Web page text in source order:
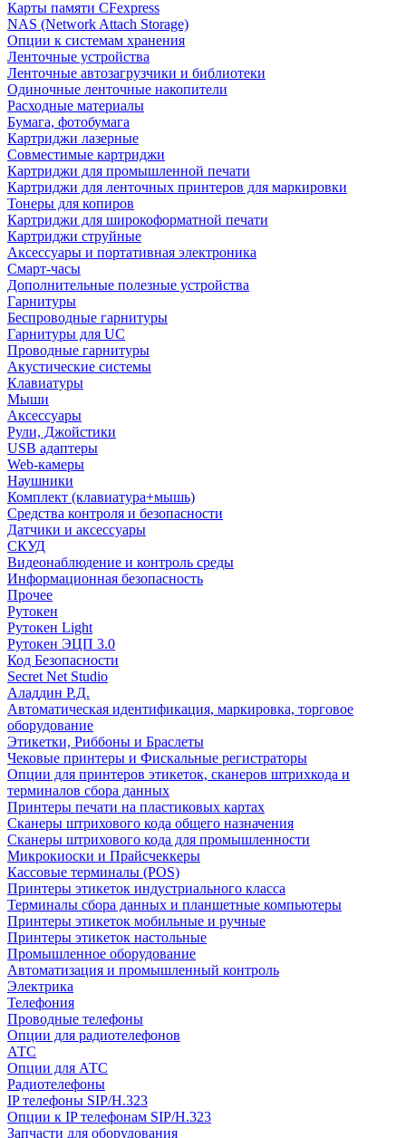
Карты памяти CFexpress
NAS (Network Attach Storage)
Опции к системам хранения
Ленточные устройства
Ленточные автозагрузчики и библиотеки
Одиночные ленточные накопители
Расходные материалы
Бумага, фотобумага
Картриджи лазерные
Совместимые картриджи
Картриджи для промышленной печати
Картриджи для ленточных принтеров для маркировки
Тонеры для копиров
Картриджи для широкоформатной печати
Картриджи струйные
Аксессуары и портативная электроника
Смарт-часы
Дополнительные полезные устройства
Гарнитуры
Беспроводные гарнитуры
Гарнитуры для UC
Проводные гарнитуры
Акустические системы
Клавиатуры
Мыши
Аксессуары
Рули, Джойстики
USB адаптеры
Web-камеры
Наушники
Комплект (клавиатура+мышь)
Средства контроля и безопасности
Датчики и аксессуары
СКУД
Видеонаблюдение и контроль среды
Информационная безопасность
Прочее
Рутокен
Рутокен Light
Рутокен ЭЦП 3.0
Код Безопасности
Secret Net Studio
Аладдин Р.Д.
Автоматическая идентификация, маркировка, торговое
оборудование
Этикетки, Риббоны и Браслеты
Чековые принтеры и Фискальные регистраторы
Опции для принтеров этикеток, сканеров штрихкода и
терминалов сбора данных
Принтеры печати на пластиковых картах
Сканеры штрихового кода общего назначения
Сканеры штрихового кода для промышленности
Микрокиоски и Прайсчеккеры
Кассовые терминалы (POS)
Принтеры этикеток индустриального класса
Терминалы сбора данных и планшетные компьютеры
Принтеры этикеток мобильные и ручные
Принтеры этикеток настольные
Промышленное оборудование
Автоматизация и промышленный контроль
Электрика
Телефония
Проводные телефоны
Опции для радиотелефонов
АТС
Опции для АТС
Радиотелефоны
IP телефоны SIP/H.323
Опции к IP телефонам SIP/H.323
Запчасти для оборудования